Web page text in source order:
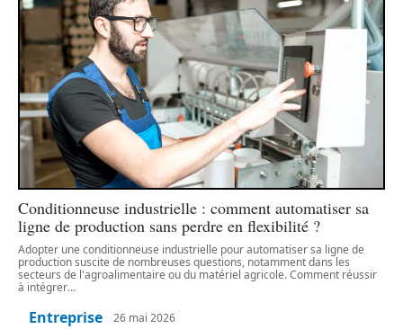
Conditionneuse industrielle : comment automatiser sa
ligne de production sans perdre en flexibilité ?
Adopter une conditionneuse industrielle pour automatiser sa ligne de
production suscite de nombreuses questions, notamment dans les
secteurs de l'agroalimentaire ou du matériel agricole. Comment réussir
à intégrer…
Entreprise 26 mai 2026